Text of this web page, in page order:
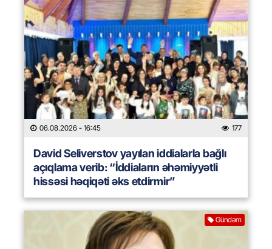
06.08.2026 - 16:45 177
David Seliverstov yayılan iddialarla bağlı
açıqlama verib: “İddiaların əhəmiyyətli
hissəsi həqiqəti əks etdirmir”
Gündəm